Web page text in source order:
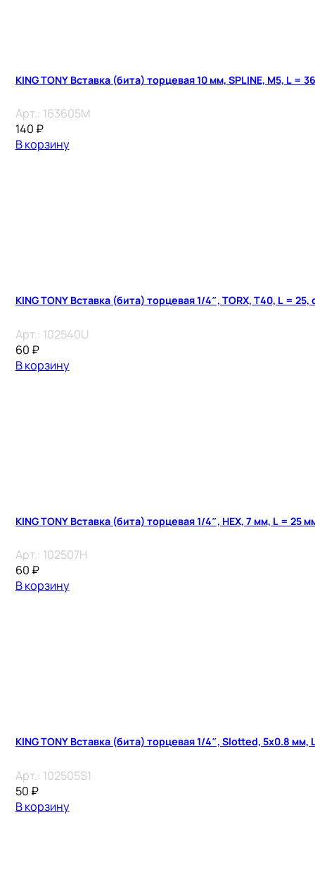
KING TONY Вставка (бита) торцевая 10 мм, SPLINE, М5, L =
Арт.: 163605M
140 ₽
В корзину
KING TONY Вставка (бита) торцевая 1/4″, TORX, T40, L =
Арт.: 102540U
60 ₽
В корзину
KING TONY Вставка (бита) торцевая 1/4″, HEX, 7 мм, L = 25
Арт.: 102507H
60 ₽
В корзину
KING TONY Вставка (бита) торцевая 1/4″, Slotted, 5х0.8 мм,
Арт.: 102505S1
50 ₽
В корзину